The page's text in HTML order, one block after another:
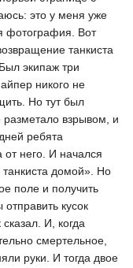
это у меня уже
фотография. Вот
танкиста
экипаж три
никого не
Но тут был
разметало взрывом, и
ребята
от него. И начался
домой». Но
поле и получить
кусок
И, когда
смертельное,
руки. И тогда двое